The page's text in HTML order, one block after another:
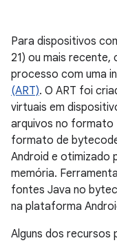
Para dispositivos
21) ou mais
processo com uma
(ART). O ART foi
virtuais em
arquivos no formato
formato de
Android e otimizado
memória.
fontes Java no
na plataforma
Alguns dos recursos